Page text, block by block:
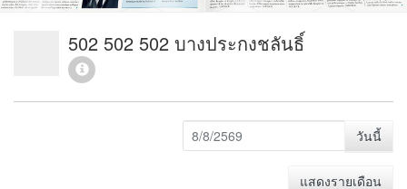
502 502 502 บางประกงชลันธิ์
วันนี้
แสดงรายเดือน